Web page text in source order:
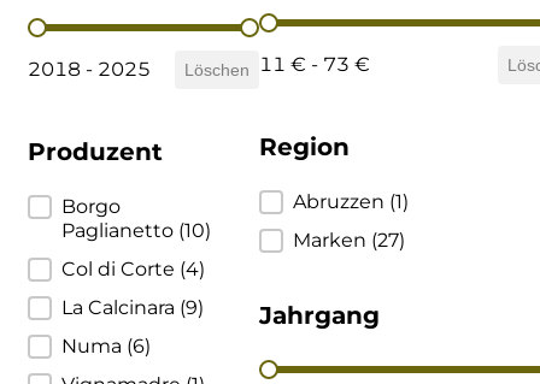
Jahrgang
2018 - 2025 Löschen
Produzent
Produzent
Borgo
Paglianetto (10)
Col di Corte (4)
La Calcinara (9)
Numa (6)
Preis
11 € - 73 €
Region
Region
Abruzzen (1)
Marken (27)
Jahrgang
Jahrgang
Collefrisio
Contadi Castaldi
Contini
Cordero Mario